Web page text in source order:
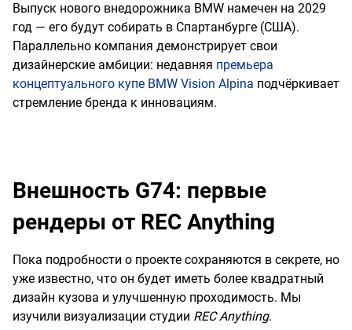
Выпуск нового внедорожника BMW намечен на 2029
год — его будут собирать в Спартанбурге (США).
Параллельно компания демонстрирует свои
дизайнерские амбиции: недавняя премьера
концептуального купе BMW Vision Alpina подчёркивает
стремление бренда к инновациям.
Внешность G74: первые
рендеры от REC Anything
Пока подробности о проекте сохраняются в секрете, но
уже известно, что он будет иметь более квадратный
дизайн кузова и улучшенную проходимость. Мы
изучили визуализации студии REC Anything.